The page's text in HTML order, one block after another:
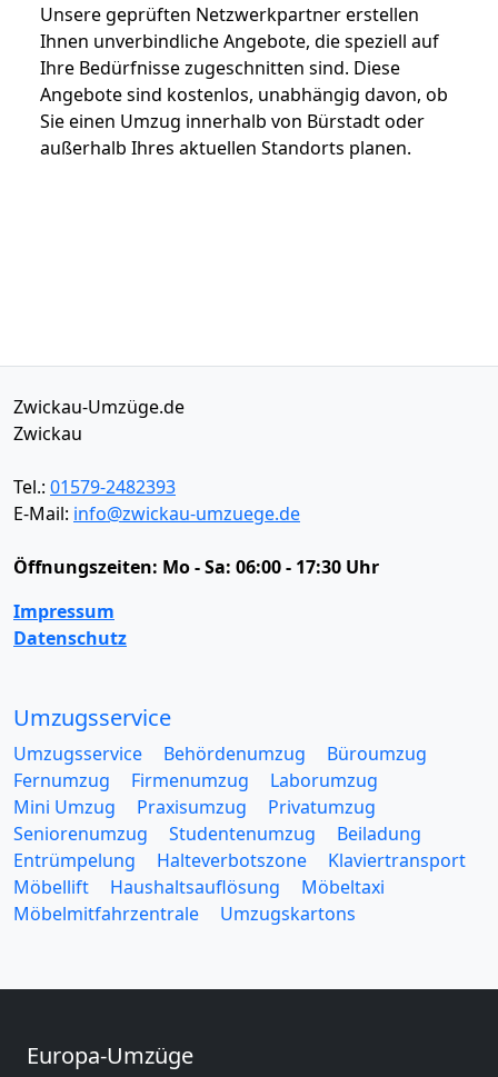
Unsere geprüften Netzwerkpartner erstellen
Ihnen unverbindliche Angebote, die speziell auf
Ihre Bedürfnisse zugeschnitten sind. Diese
Angebote sind kostenlos, unabhängig davon, ob
Sie einen Umzug innerhalb von Bürstadt oder
außerhalb Ihres aktuellen Standorts planen.
Zwickau-Umzüge.de
Zwickau
Tel.: 01579-2482393
E-Mail: info@zwickau-umzuege.de
Öffnungszeiten: Mo - Sa: 06:00 - 17:30 Uhr
Impressum
Datenschutz
Umzugsservice
Umzugsservice Behördenumzug
Büroumzug
Fernumzug
Firmenumzug
Laborumzug
Mini Umzug
Praxisumzug
Privatumzug
Seniorenumzug
Studentenumzug
Beiladung
Entrümpelung
Halteverbotszone
Klaviertransport
Möbellift
Haushaltsauflösung
Möbeltaxi
Möbelmitfahrzentrale
Umzugskartons
Europa-Umzüge